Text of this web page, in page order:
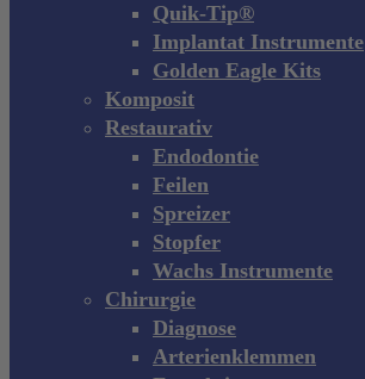
Quik-Tip®
Implantat Instrumente
Golden Eagle Kits
Komposit
Restaurativ
Endodontie
Feilen
Spreizer
Stopfer
Wachs Instrumente
Chirurgie
Diagnose
Arterienklemmen